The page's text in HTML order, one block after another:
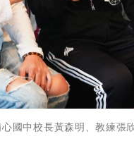
國中校長黃森明、教練張